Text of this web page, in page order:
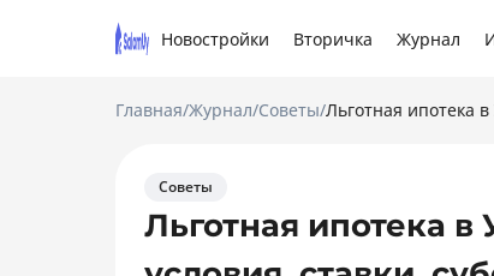
Новостройки Вторичка Журнал
Главная/Журнал/Советы/Льготная ипотека
Советы
Льготная ипотека в